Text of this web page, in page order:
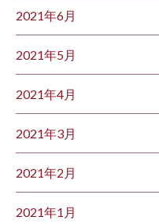
2021年6月
2021年5月
2021年4月
2021年3月
2021年2月
2021年1月